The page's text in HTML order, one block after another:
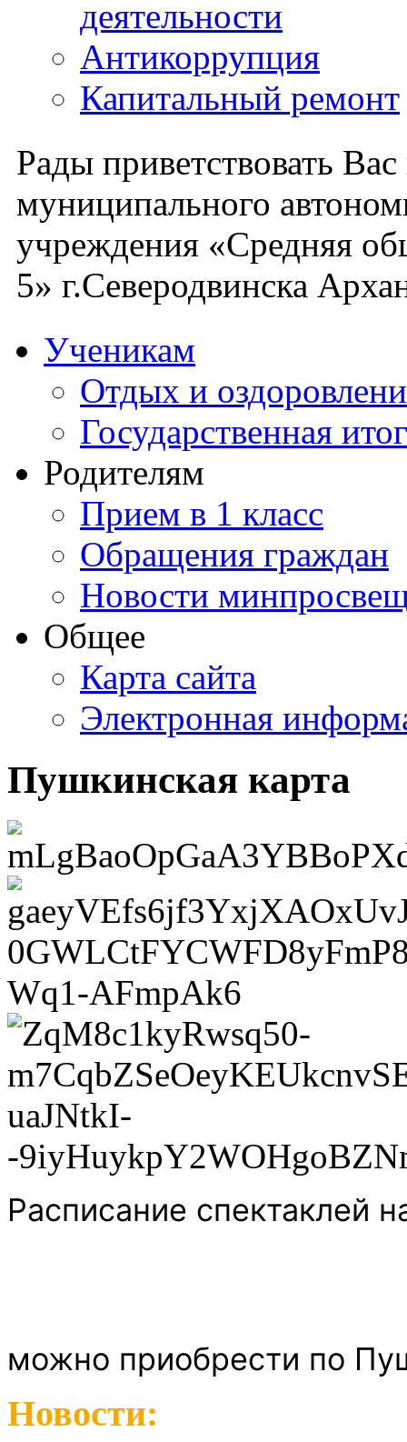
деятельности
Антикоррупция
Капитальный ремонт
Рады приветствовать
муниципального
учреждения «Средняя
5» г.Северодвинска
Ученикам
Отдых и
Государственная
Родителям
Прием в 1 класс
Обращения граждан
Новости
Общее
Карта сайта
Электронная
Пушкинская карта
Расписание спектаклей
можно приобрести по
Новости: